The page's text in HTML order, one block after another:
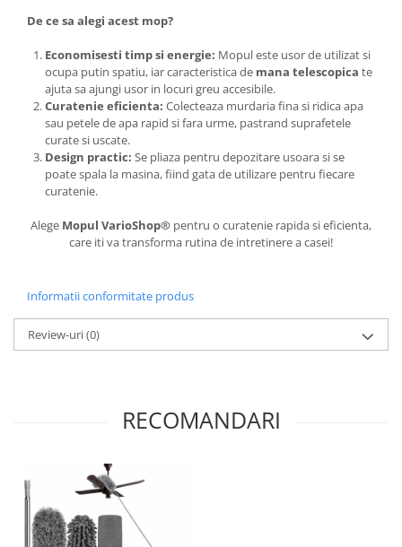
De ce sa alegi acest mop?
Economisesti timp si energie: Mopul este usor de utilizat si
ocupa putin spatiu, iar caracteristica de mana telescopica te
ajuta sa ajungi usor in locuri greu accesibile.
Curatenie eficienta: Colecteaza murdaria fina si ridica apa
sau petele de apa rapid si fara urme, pastrand suprafetele
curate si uscate.
Design practic: Se pliaza pentru depozitare usoara si se
poate spala la masina, fiind gata de utilizare pentru fiecare
curatenie.
Alege Mopul VarioShop® pentru o curatenie rapida si eficienta,
care iti va transforma rutina de intretinere a casei!
Informatii conformitate produs
Review-uri(0)
RECOMANDARI